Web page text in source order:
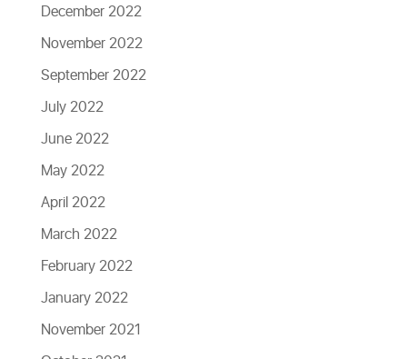
December 2022
November 2022
September 2022
July 2022
June 2022
May 2022
April 2022
March 2022
February 2022
January 2022
November 2021